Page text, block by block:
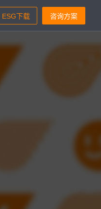
智能通信 VisionIPCC
IP软交换模式，通信稳定灵活